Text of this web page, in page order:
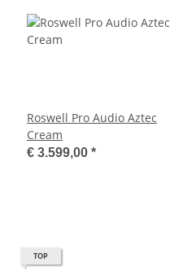
Roswell Pro Audio Aztec
Cream
€ 3.599,00 *
TOP